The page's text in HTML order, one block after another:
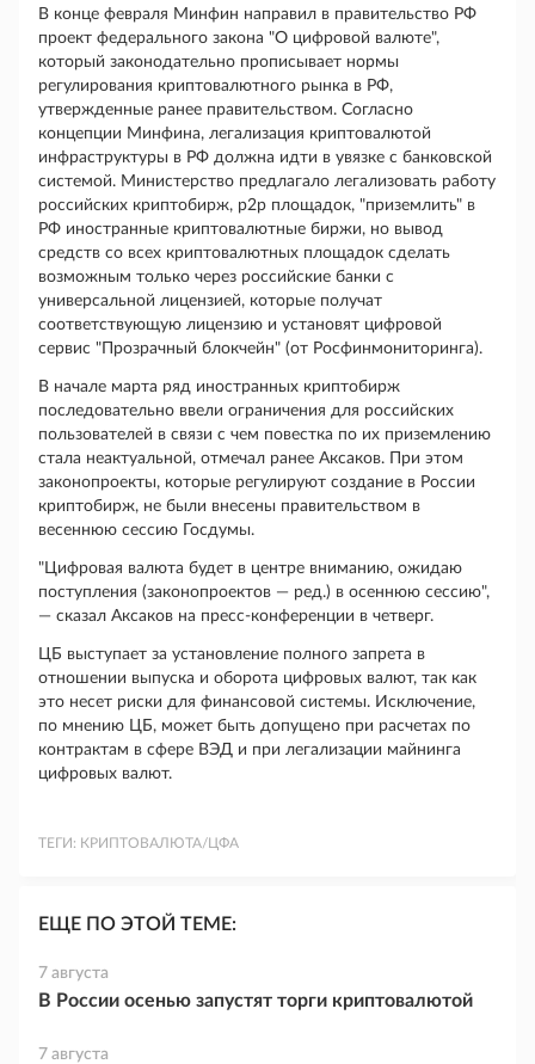
В конце февраля Минфин направил в правительство РФ
проект федерального закона "О цифровой валюте",
который законодательно прописывает нормы
регулирования криптовалютного рынка в РФ,
утвержденные ранее правительством. Согласно
концепции Минфина, легализация криптовалютой
инфраструктуры в РФ должна идти в увязке с банковской
системой. Министерство предлагало легализовать работу
российских криптобирж, p2p площадок, "приземлить" в
РФ иностранные криптовалютные биржи, но вывод
средств со всех криптовалютных площадок сделать
возможным только через российские банки с
универсальной лицензией, которые получат
соответствующую лицензию и установят цифровой
сервис "Прозрачный блокчейн" (от Росфинмониторинга).
В начале марта ряд иностранных криптобирж
последовательно ввели ограничения для российских
пользователей в связи с чем повестка по их приземлению
стала неактуальной, отмечал ранее Аксаков. При этом
законопроекты, которые регулируют создание в России
криптобирж, не были внесены правительством в
весеннюю сессию Госдумы.
"Цифровая валюта будет в центре вниманию, ожидаю
поступления (законопроектов — ред.) в осеннюю сессию",
— сказал Аксаков на пресс-конференции в четверг.
ЦБ выступает за установление полного запрета в
отношении выпуска и оборота цифровых валют, так как
это несет риски для финансовой системы. Исключение,
по мнению ЦБ, может быть допущено при расчетах по
контрактам в сфере ВЭД и при легализации майнинга
цифровых валют.
ТЕГИ: КРИПТОВАЛЮТА/ЦФА
ЕЩЕ ПО ЭТОЙ ТЕМЕ:
7 августа
В России осенью запустят торги криптовалютой
7 августа